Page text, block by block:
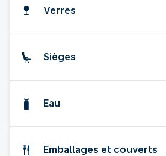
Verres
Sièges
Eau
Emballages et couverts